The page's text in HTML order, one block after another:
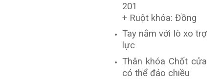
201
+ Ruột khóa: Đồng
Tay nắm với lò xo trợ
lực
Thân khóa Chốt cửa
có thể đảo chiều